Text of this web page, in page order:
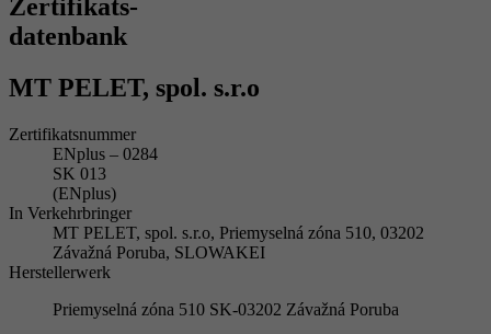
Zertifikats-
datenbank
MT PELET, spol. s.r.o
Zertifikatsnummer
ENplus – 0284
SK 013
(ENplus)
In Verkehrbringer
MT PELET, spol. s.r.o, Priemyselná zóna 510, 03202
Závažná Poruba, SLOWAKEI
Herstellerwerk
Priemyselná zóna 510 SK-03202 Závažná Poruba